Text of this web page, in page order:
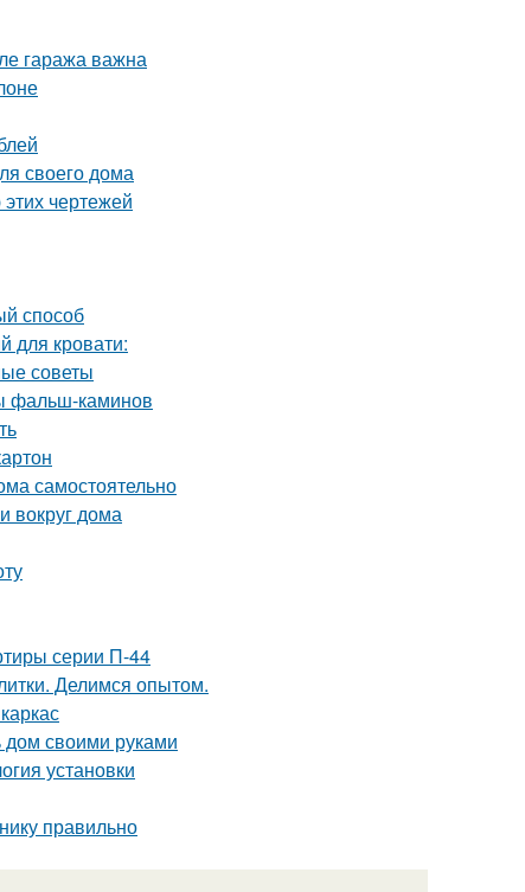
гаража важна
своего дома
чертежей
способ
для кровати:
советы
фальш-каминов
самостоятельно
вокруг дома
серии П-44
Делимся опытом.
дом своими руками
установки
правильно